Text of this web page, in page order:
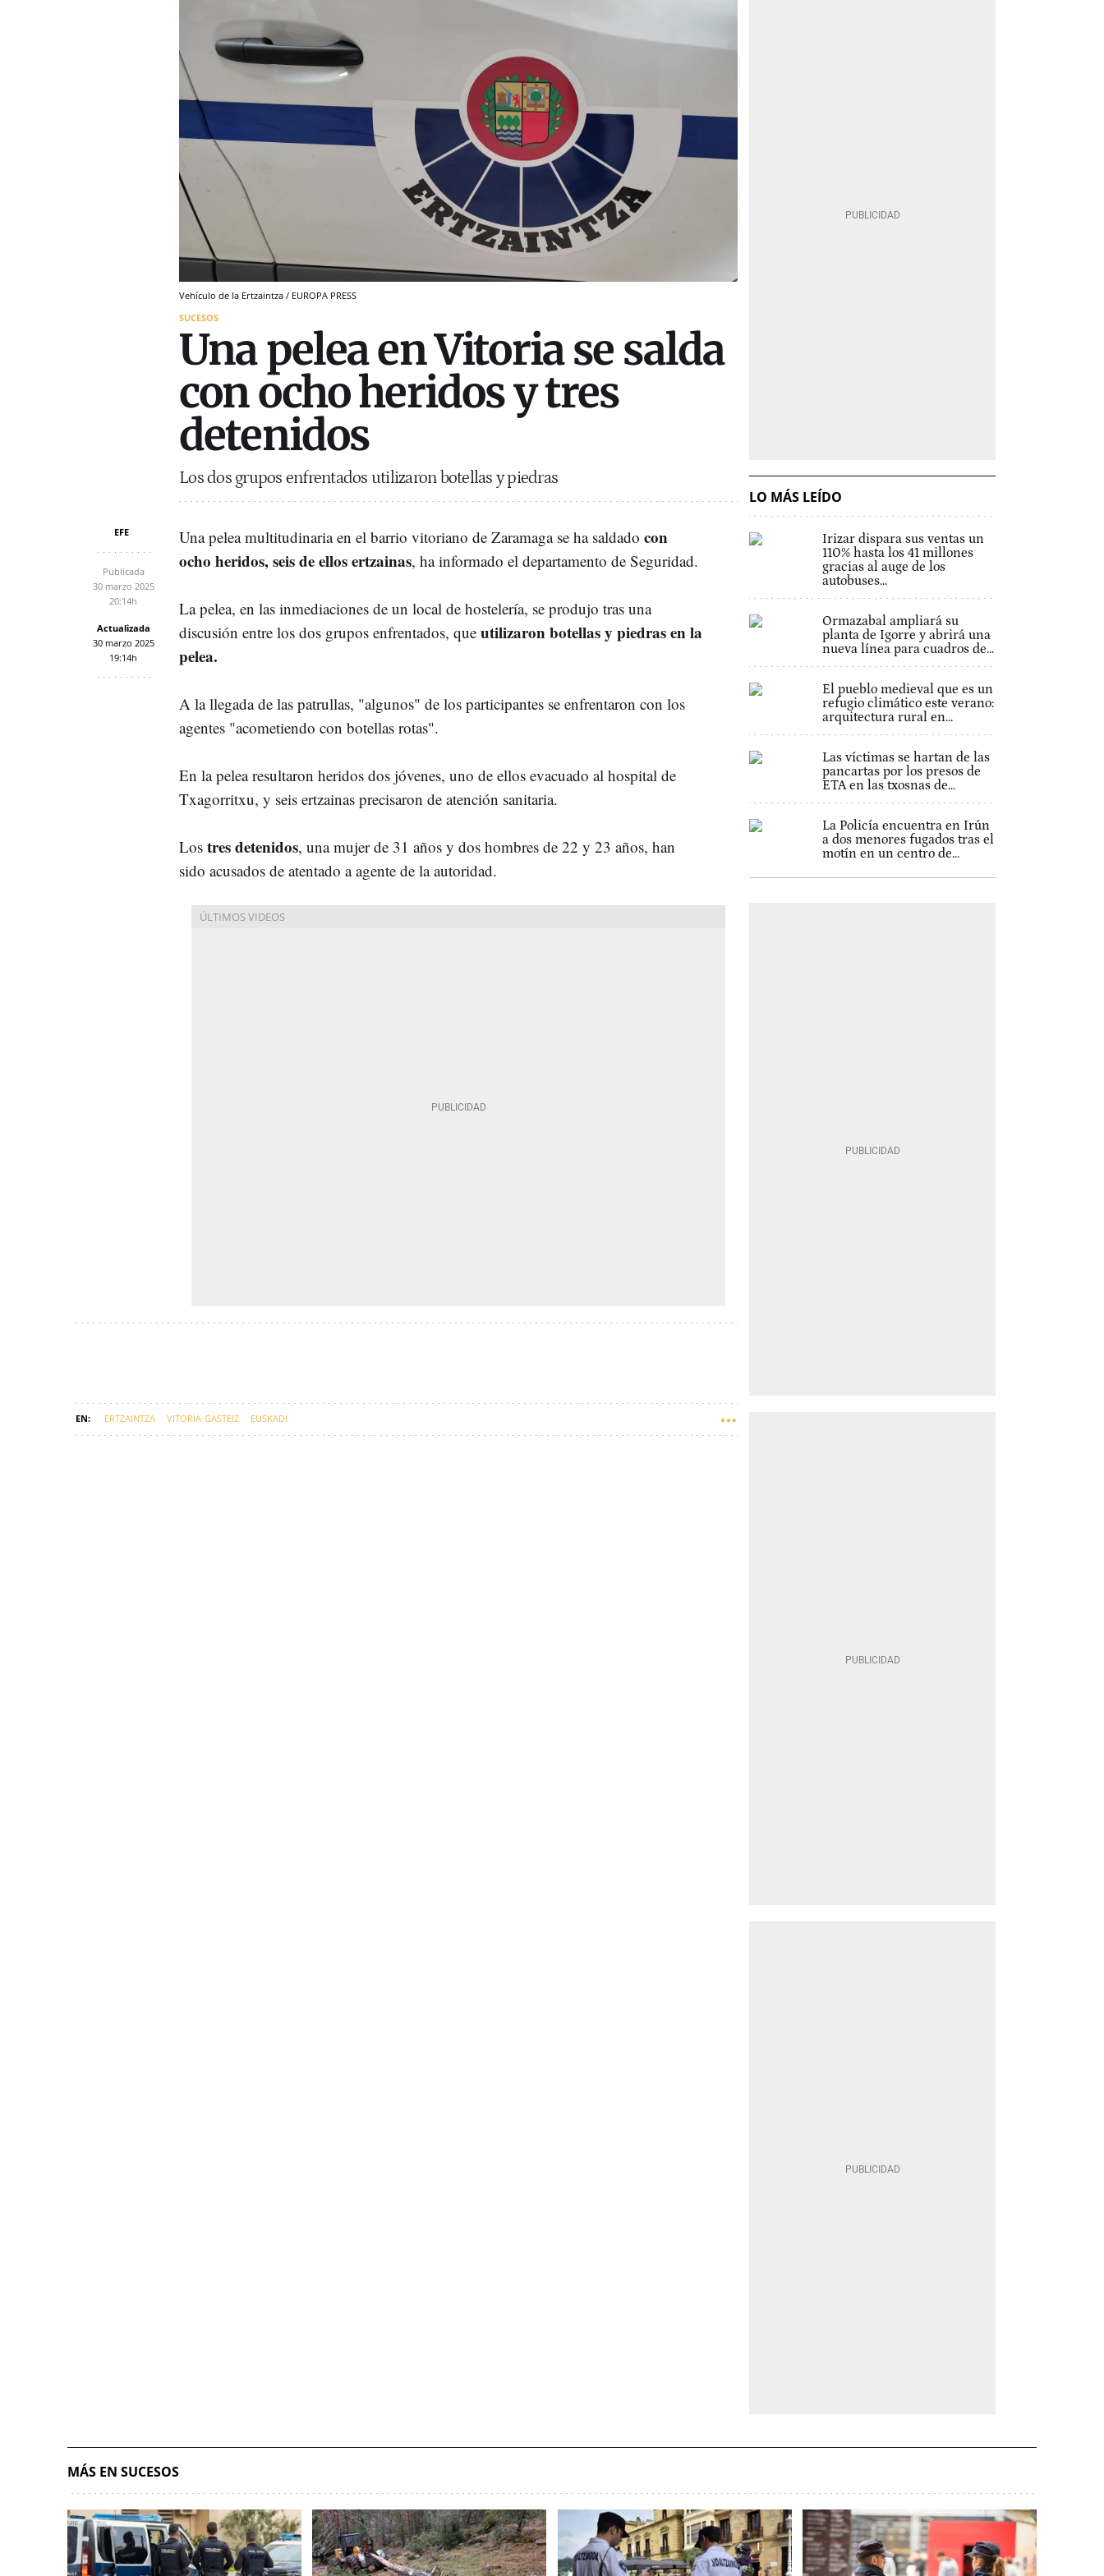
Vehículo de la Ertzaintza / EUROPA PRESS
SUCESOS
Una pelea en Vitoria se salda
con ocho heridos y tres
detenidos
Los dos grupos enfrentados utilizaron botellas y piedras
EFE
Publicada
30 marzo 2025
20:14h
Actualizada
30 marzo 2025
19:14h
Una pelea multitudinaria en el barrio vitoriano de Zaramaga se ha saldado con
ocho heridos, seis de ellos ertzainas, ha informado el departamento de Seguridad.
La pelea, en las inmediaciones de un local de hostelería, se produjo tras una
discusión entre los dos grupos enfrentados, que utilizaron botellas y piedras en la
pelea.
A la llegada de las patrullas, "algunos" de los participantes se enfrentaron con los
agentes "acometiendo con botellas rotas".
En la pelea resultaron heridos dos jóvenes, uno de ellos evacuado al hospital de
Txagorritxu, y seis ertzainas precisaron de atención sanitaria.
Los tres detenidos, una mujer de 31 años y dos hombres de 22 y 23 años, han
sido acusados de atentado a agente de la autoridad.
ERTZAINTZA VITORIA-GASTEIZ EUSKADI
LO MÁS LEÍDO
Irizar dispara sus ventas un
110% hasta los 41 millones
gracias al auge de los
autobuses...
Ormazabal ampliará su
planta de Igorre y abrirá una
nueva línea para cuadros de...
El pueblo medieval que es un
refugio climático este verano:
arquitectura rural en...
Las víctimas se hartan de las
pancartas por los presos de
ETA en las txosnas de...
La Policía encuentra en Irún
a dos menores fugados tras el
motín en un centro de...
MÁS EN SUCESOS